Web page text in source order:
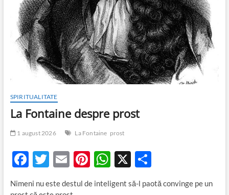
SPIRITUALITATE
La Fontaine despre prost
1 august 2026 La Fontaine prost
F
ac
T
w
E
m
Pi
nt
W
h
X P
ar
Nimeni nu este destul de inteligent să-l paotă convinge pe un